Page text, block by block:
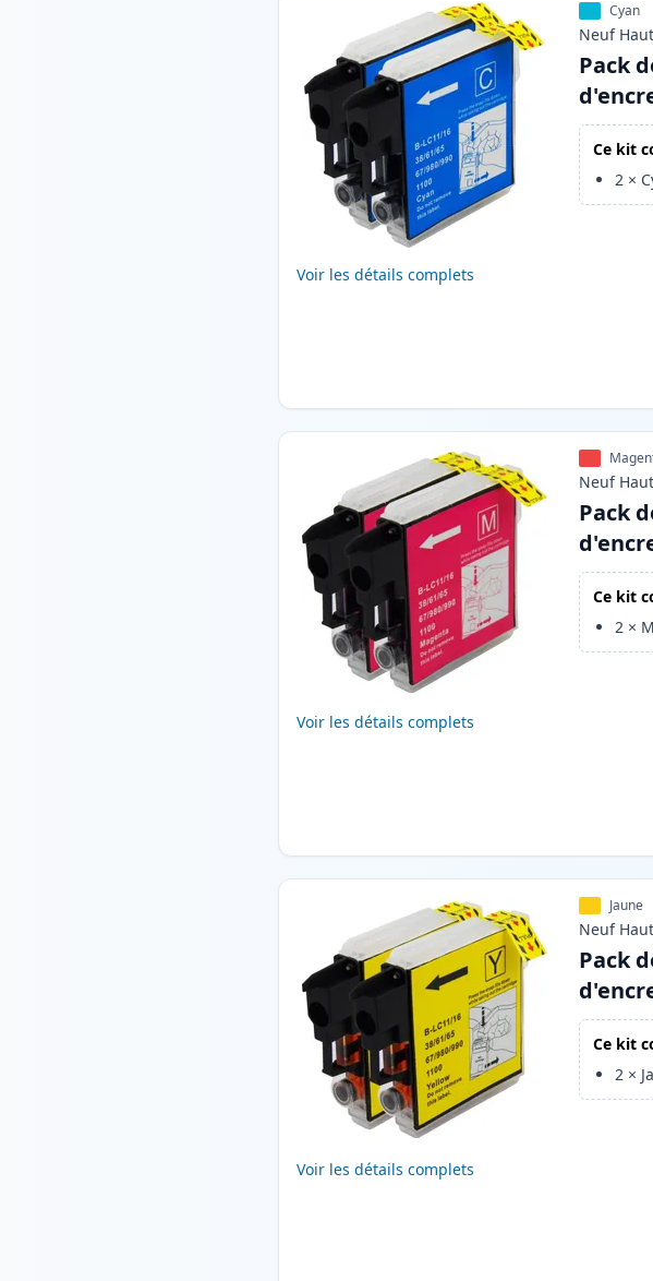
Voir les détails complets
Cyan
Neuf
Pack
Ce kit
2 ×
Voir les détails complets
Neuf
Pack
Ce kit
2 ×
Voir les détails complets
Jaune
Neuf
Pack
Ce kit
2 ×